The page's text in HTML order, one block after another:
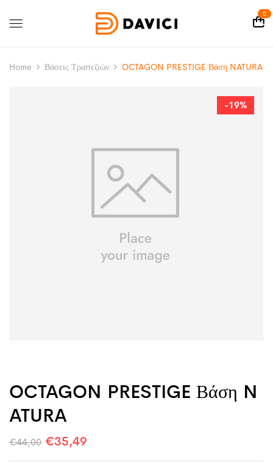
0
Home Βάσεις Τραπεζιών OCTAGON PRESTIGE Βάση NATURA
-19%
OCTAGON PRESTIGE Βάση N
ATURA
€44,00 €35,49